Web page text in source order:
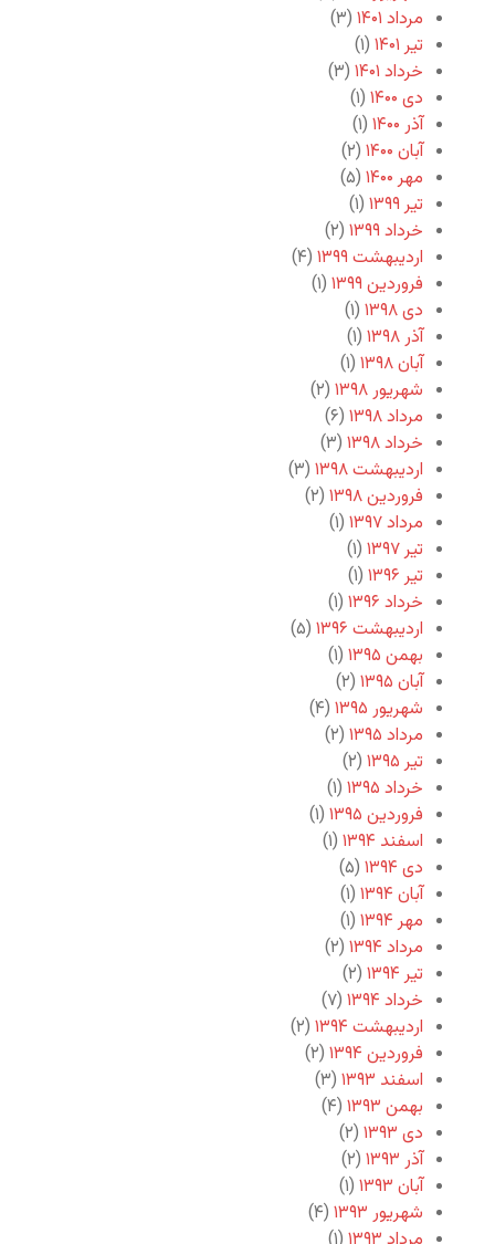
مرداد ۱۴۰۱
(۳)
تیر ۱۴۰۱
(۱)
خرداد ۱۴۰۱
(۳)
دی ۱۴۰۰
(۱)
آذر ۱۴۰۰
(۱)
آبان ۱۴۰۰
(۲)
مهر ۱۴۰۰
(۵)
تیر ۱۳۹۹
(۱)
خرداد ۱۳۹۹
(۲)
اردیبهشت ۱۳۹۹
(۴)
فروردین ۱۳۹۹
(۱)
دی ۱۳۹۸
(۱)
آذر ۱۳۹۸
(۱)
آبان ۱۳۹۸
(۱)
شهریور ۱۳۹۸
(۲)
مرداد ۱۳۹۸
(۶)
خرداد ۱۳۹۸
(۳)
اردیبهشت ۱۳۹۸
(۳)
فروردین ۱۳۹۸
(۲)
مرداد ۱۳۹۷
(۱)
تیر ۱۳۹۷
(۱)
تیر ۱۳۹۶
(۱)
خرداد ۱۳۹۶
(۱)
اردیبهشت ۱۳۹۶
(۵)
بهمن ۱۳۹۵
(۱)
آبان ۱۳۹۵
(۲)
شهریور ۱۳۹۵
(۴)
مرداد ۱۳۹۵
(۲)
تیر ۱۳۹۵
(۲)
خرداد ۱۳۹۵
(۱)
فروردین ۱۳۹۵
(۱)
اسفند ۱۳۹۴
(۱)
دی ۱۳۹۴
(۵)
آبان ۱۳۹۴
(۱)
مهر ۱۳۹۴
(۱)
مرداد ۱۳۹۴
(۲)
تیر ۱۳۹۴
(۲)
خرداد ۱۳۹۴
(۷)
اردیبهشت ۱۳۹۴
(۲)
فروردین ۱۳۹۴
(۲)
اسفند ۱۳۹۳
(۳)
بهمن ۱۳۹۳
(۴)
دی ۱۳۹۳
(۲)
آذر ۱۳۹۳
(۲)
آبان ۱۳۹۳
(۱)
شهریور ۱۳۹۳
(۴)